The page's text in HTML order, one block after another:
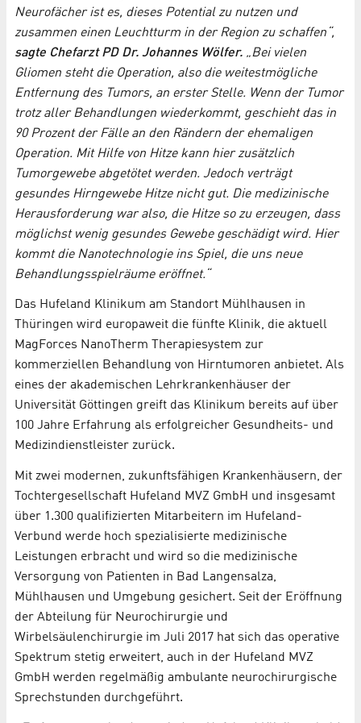
Neurofächer ist es, dieses Potential zu nutzen und
zusammen einen Leuchtturm in der Region zu schaffen“,
sagte Chefarzt PD Dr. Johannes Wölfer. „Bei vielen
Gliomen steht die Operation, also die weitestmögliche
Entfernung des Tumors, an erster Stelle. Wenn der Tumor
trotz aller Behandlungen wiederkommt, geschieht das in
90 Prozent der Fälle an den Rändern der ehemaligen
Operation. Mit Hilfe von Hitze kann hier zusätzlich
Tumorgewebe abgetötet werden. Jedoch verträgt
gesundes Hirngewebe Hitze nicht gut. Die medizinische
Herausforderung war also, die Hitze so zu erzeugen, dass
möglichst wenig gesundes Gewebe geschädigt wird. Hier
kommt die Nanotechnologie ins Spiel, die uns neue
Behandlungsspielräume eröffnet.“
Das Hufeland Klinikum am Standort Mühlhausen in
Thüringen wird europaweit die fünfte Klinik, die aktuell
MagForces NanoTherm Therapiesystem zur
kommerziellen Behandlung von Hirntumoren anbietet. Als
eines der akademischen Lehrkrankenhäuser der
Universität Göttingen greift das Klinikum bereits auf über
100 Jahre Erfahrung als erfolgreicher Gesundheits- und
Medizindienstleister zurück.
Mit zwei modernen, zukunftsfähigen Krankenhäusern, der
Tochtergesellschaft Hufeland MVZ GmbH und insgesamt
über 1.300 qualifizierten Mitarbeitern im Hufeland-
Verbund werde hoch spezialisierte medizinische
Leistungen erbracht und wird so die medizinische
Versorgung von Patienten in Bad Langensalza,
Mühlhausen und Umgebung gesichert. Seit der Eröffnung
der Abteilung für Neurochirurgie und
Wirbelsäulenchirurgie im Juli 2017 hat sich das operative
Spektrum stetig erweitert, auch in der Hufeland MVZ
GmbH werden regelmäßig ambulante neurochirurgische
Sprechstunden durchgeführt.